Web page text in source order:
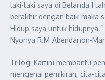
laki-laki saya di Belanda 1
berakhir dengan baik maka
Hidup saya untuk hidupnya.”
Nyonya R.M Abendanon-
Trilogi Kartini membantu
mengenai pemikiran, cita-